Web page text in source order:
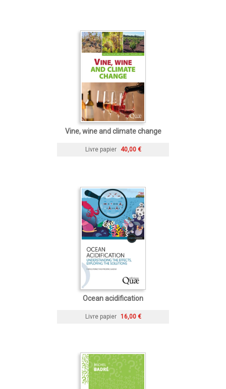
Vine, wine and climate change
Livre papier 40,00 €
Ocean acidification
Livre papier 16,00 €